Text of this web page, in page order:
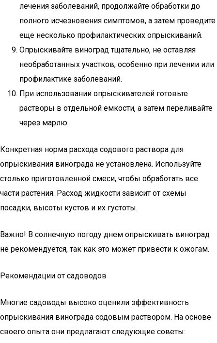
лечения заболеваний, продолжайте обработки до
полного исчезновения симптомов, а затем проведите
еще несколько профилактических опрыскиваний.
Опрыскивайте виноград тщательно, не оставляя
необработанных участков, особенно при лечении или
профилактике заболеваний.
При использовании опрыскивателей готовьте
растворы в отдельной емкости, а затем переливайте
через марлю.
Конкретная норма расхода содового раствора для
опрыскивания винограда не установлена. Используйте
столько приготовленной смеси, чтобы обработать все
части растения. Расход жидкости зависит от схемы
посадки, высоты кустов и их густоты.
Важно! В солнечную погоду днем опрыскивать виноград
не рекомендуется, так как это может привести к ожогам.
Рекомендации от садоводов
Многие садоводы высоко оценили эффективность
опрыскивания винограда содовым раствором. На основе
своего опыта они предлагают следующие советы: